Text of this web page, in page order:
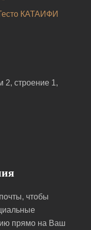
КАТАИФИ
2, строение 1,
чтобы
прямо на Ваш